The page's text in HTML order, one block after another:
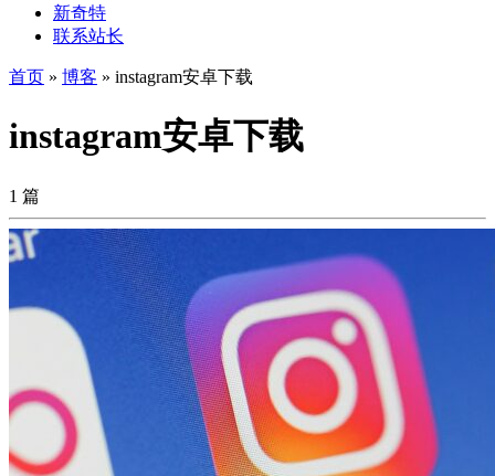
新奇特
联系站长
首页 » 博客 » instagram安卓下载
instagram安卓下载
1 篇